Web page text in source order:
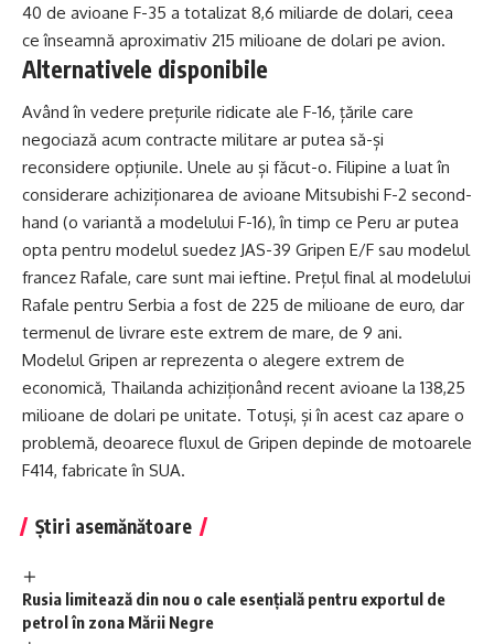
40 de avioane F-35 a totalizat 8,6 miliarde de dolari, ceea
ce înseamnă aproximativ 215 milioane de dolari pe avion.
Alternativele disponibile
Având în vedere prețurile ridicate ale F-16, țările care
negociază acum contracte militare ar putea să-și
reconsidere opțiunile. Unele au și făcut-o. Filipine a luat în
considerare achiziționarea de avioane Mitsubishi F-2 second-
hand (o variantă a modelului F-16), în timp ce Peru ar putea
opta pentru modelul suedez JAS-39 Gripen E/F sau modelul
francez Rafale, care sunt mai ieftine. Prețul final al modelului
Rafale pentru Serbia a fost de 225 de milioane de euro, dar
termenul de livrare este extrem de mare, de 9 ani.
Modelul Gripen ar reprezenta o alegere extrem de
economică, Thailanda achiziționând recent avioane la 138,25
milioane de dolari pe unitate. Totuși, și în acest caz apare o
problemă, deoarece fluxul de Gripen depinde de motoarele
F414, fabricate în SUA.
Știri asemănătoare
Rusia limitează din nou o cale esențială pentru exportul de
petrol în zona Mării Negre